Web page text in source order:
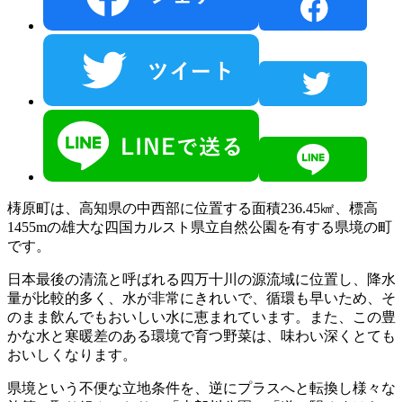
梼原町は、高知県の中西部に位置する面積236.45㎢、標高
1455mの雄大な四国カルスト県立自然公園を有する県境の町
です。
日本最後の清流と呼ばれる四万十川の源流域に位置し、降水
量が比較的多く、水が非常にきれいで、循環も早いため、そ
のまま飲んでもおいしい水に恵まれています。また、この豊
かな水と寒暖差のある環境で育つ野菜は、味わい深くとても
おいしくなります。
県境という不便な立地条件を、逆にプラスへと転換し様々な